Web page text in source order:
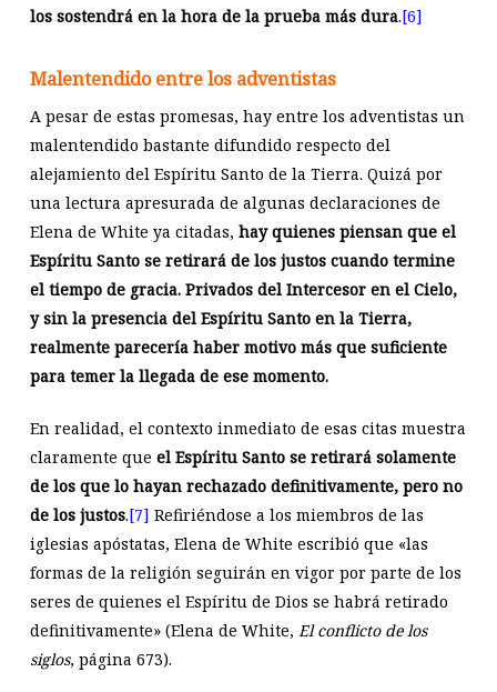
los sostendrá en la hora de la prueba más dura.[6]
Malentendido entre los adventistas
A pesar de estas promesas, hay entre los adventistas un
malentendido bastante difundido respecto del
alejamiento del Espíritu Santo de la Tierra. Quizá por
una lectura apresurada de algunas declaraciones de
Elena de White ya citadas, hay quienes piensan que el
Espíritu Santo se retirará de los justos cuando termine
el tiempo de gracia. Privados del Intercesor en el Cielo,
y sin la presencia del Espíritu Santo en la Tierra,
realmente parecería haber motivo más que suficiente
para temer la llegada de ese momento.
En realidad, el contexto inmediato de esas citas muestra
claramente que el Espíritu Santo se retirará solamente
de los que lo hayan rechazado definitivamente, pero no
de los justos.[7] Refiriéndose a los miembros de las
iglesias apóstatas, Elena de White escribió que «las
formas de la religión seguirán en vigor por parte de los
seres de quienes el Espíritu de Dios se habrá retirado
definitivamente» (Elena de White, El conflicto de los
siglos, página 673).